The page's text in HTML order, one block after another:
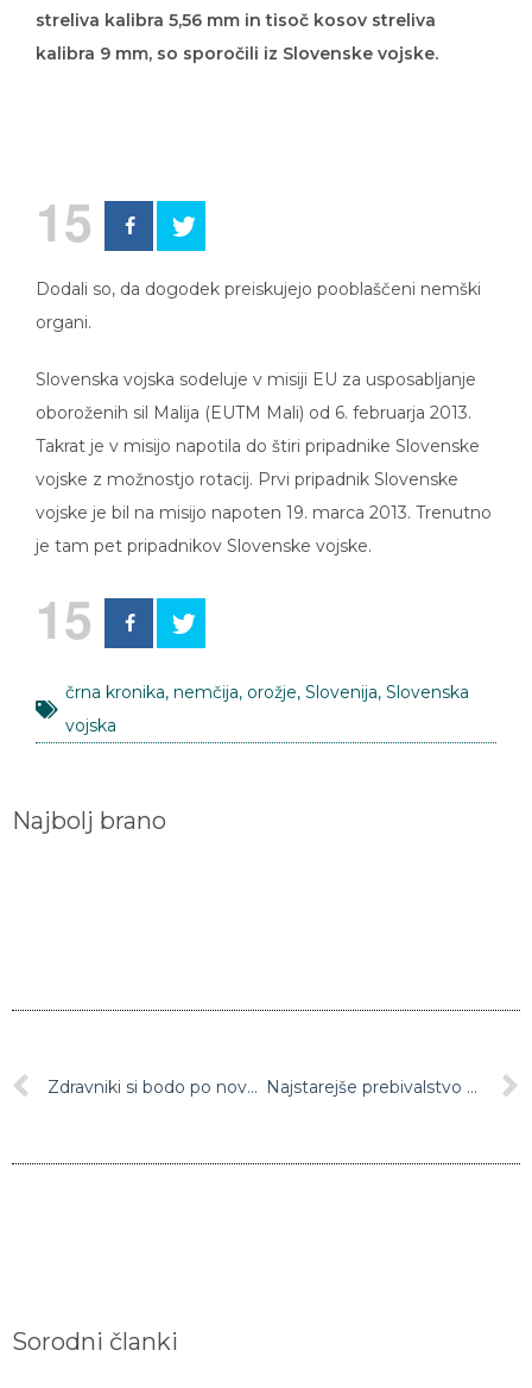
streliva kalibra 5,56 mm in tisoč kosov streliva
kalibra 9 mm, so sporočili iz Slovenske vojske.
15
Dodali so, da dogodek preiskujejo pooblaščeni nemški
organi.
Slovenska vojska sodeluje v misiji EU za usposabljanje
oboroženih sil Malija (EUTM Mali) od 6. februarja 2013.
Takrat je v misijo napotila do štiri pripadnike Slovenske
vojske z možnostjo rotacij. Prvi pripadnik Slovenske
vojske je bil na misijo napoten 19. marca 2013. Trenutno
je tam pet pripadnikov Slovenske vojske.
15
črna kronika, nemčija, orožje, Slovenija, Slovenska
vojska
Najbolj brano
Zdravniki si bodo po novem smeli pisati manj receptov za osebno rabo Najstarejše prebivalstvo živi v občini Kostel, najmlajše v Komendi
Sorodni članki